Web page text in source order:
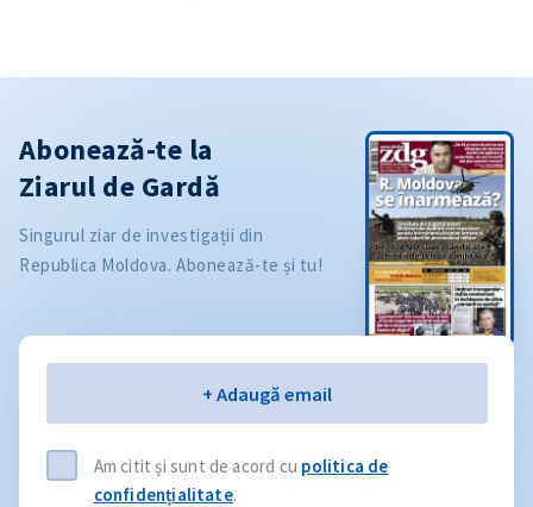
Abonează-te la
Ziarul de Gardă
Singurul ziar de investigații din
Republica Moldova. Abonează-te și tu!
+ Adaugă email
Am citit și sunt de acord cu politica de
confidențialitate.